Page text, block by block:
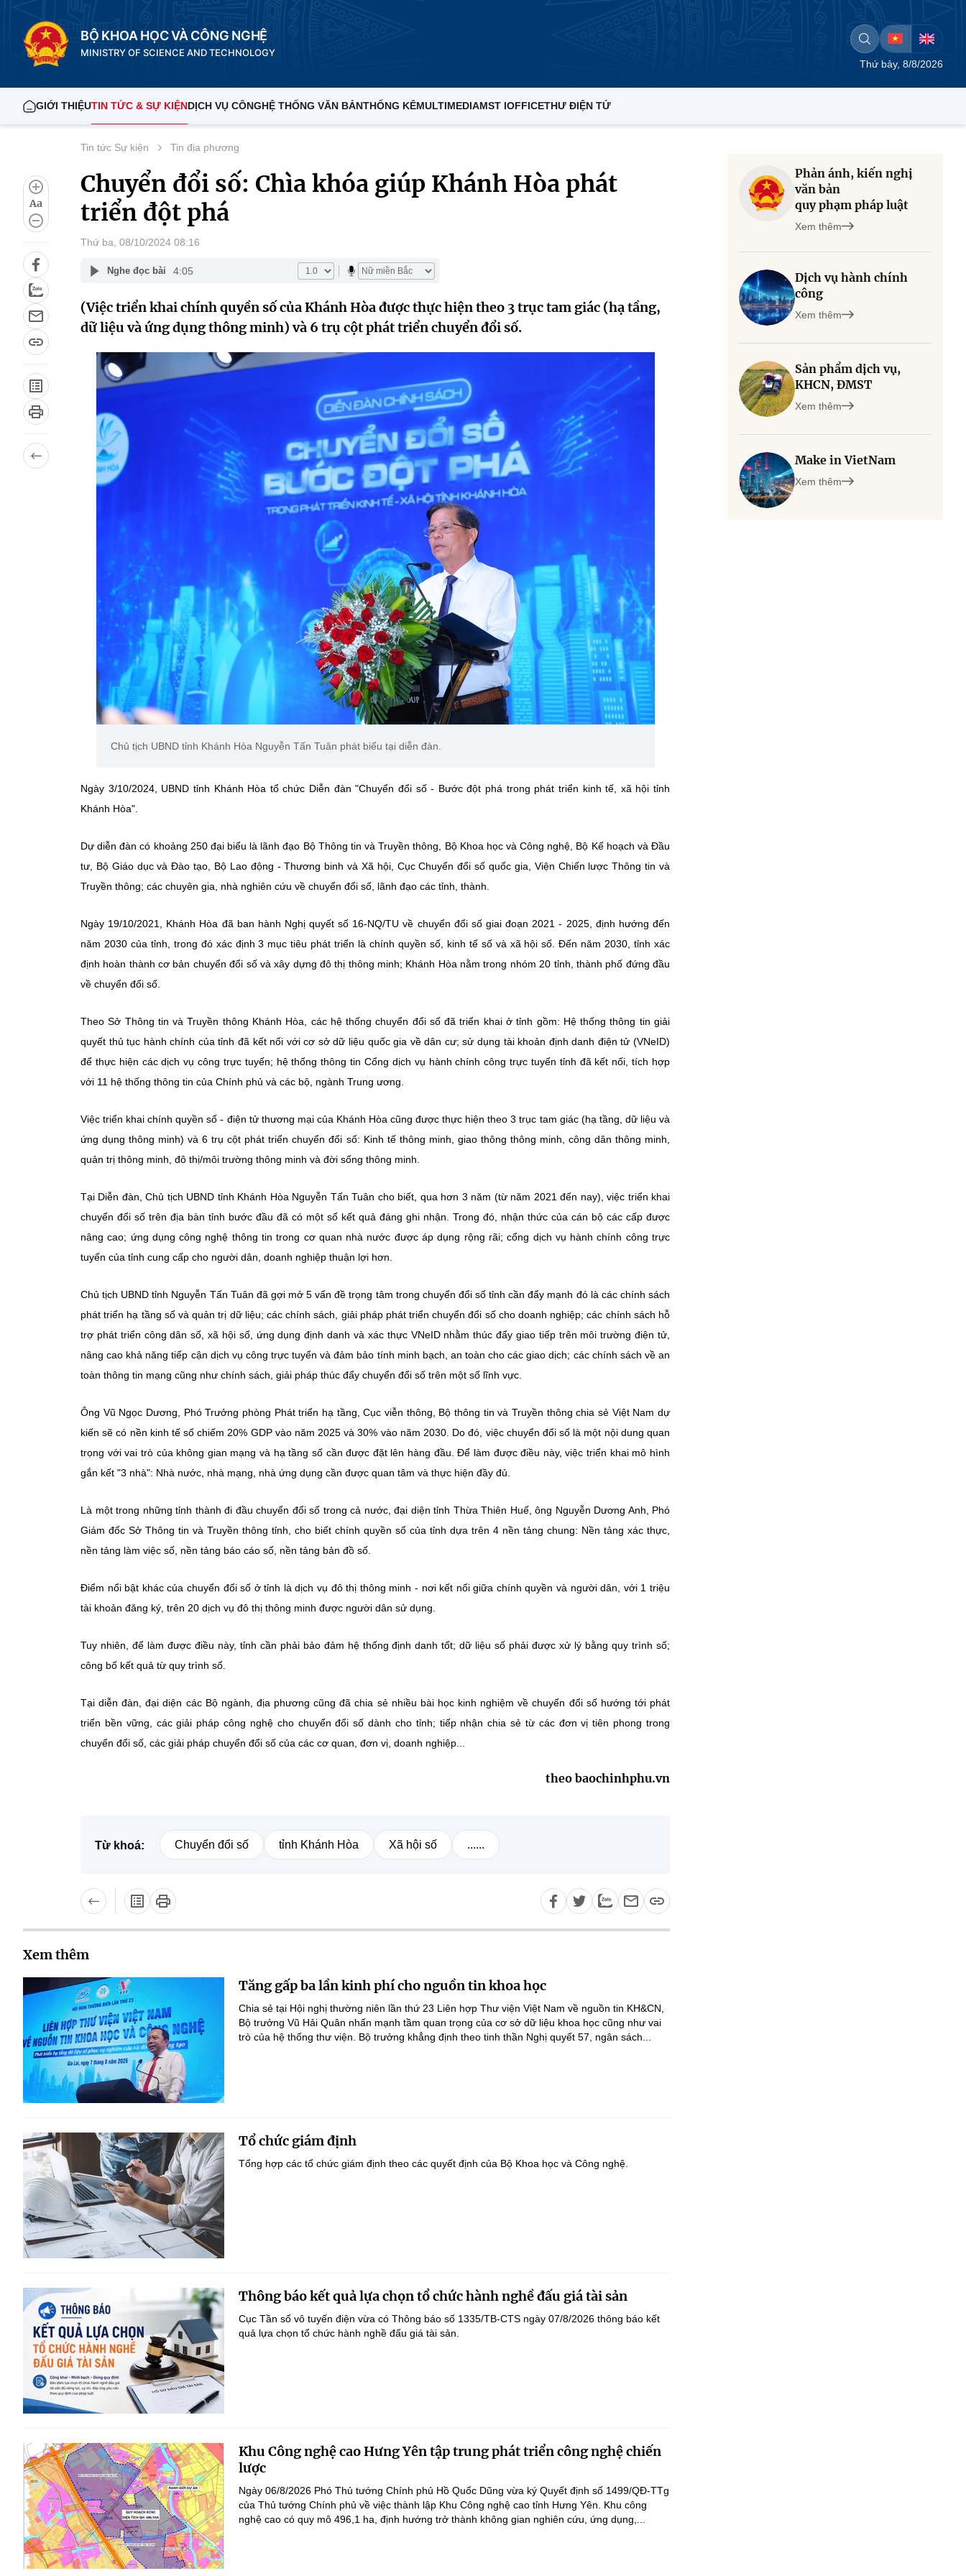
BỘ KHOA HỌC VÀ CÔNG NGHỆ
MINISTRY OF SCIENCE AND TECHNOLOGY
Thứ bảy, 8/8/2026
GIỚI THIỆUTIN TỨC & SỰ KIỆNDỊCH VỤ CÔNGHỆ THỐNG VĂN BẢNTHỐNG KÊMULTIMEDIAMST IOFFICETHƯ ĐIỆN TỬ
Aa
Tin tức Sự kiện Tin địa phương
Chuyển đổi số: Chìa khóa giúp Khánh Hòa phát
triển đột phá
Thứ ba, 08/10/2024 08:16
Nghe đọc bài 4:05
(Việc triển khai chính quyền số của Khánh Hòa được thực hiện theo 3 trục tam giác (hạ tầng,
dữ liệu và ứng dụng thông minh) và 6 trụ cột phát triển chuyển đổi số.
Chủ tịch UBND tỉnh Khánh Hòa Nguyễn Tấn Tuân phát biểu tại diễn đàn.
Ngày 3/10/2024, UBND tỉnh Khánh Hòa tổ chức Diễn đàn "Chuyển đổi số - Bước đột phá trong phát triển kinh tế, xã hội tỉnh
Khánh Hòa".
Dự diễn đàn có khoảng 250 đại biểu là lãnh đạo Bộ Thông tin và Truyền thông, Bộ Khoa học và Công nghệ, Bộ Kế hoạch và Đầu
tư, Bộ Giáo dục và Đào tạo, Bộ Lao động - Thương binh và Xã hội, Cục Chuyển đổi số quốc gia, Viện Chiến lược Thông tin và
Truyền thông; các chuyên gia, nhà nghiên cứu về chuyển đổi số, lãnh đạo các tỉnh, thành.
Ngày 19/10/2021, Khánh Hòa đã ban hành Nghị quyết số 16-NQ/TU về chuyển đổi số giai đoạn 2021 - 2025, định hướng đến
năm 2030 của tỉnh, trong đó xác định 3 mục tiêu phát triển là chính quyền số, kinh tế số và xã hội số. Đến năm 2030, tỉnh xác
định hoàn thành cơ bản chuyển đổi số và xây dựng đô thị thông minh; Khánh Hòa nằm trong nhóm 20 tỉnh, thành phố đứng đầu
về chuyển đổi số.
Theo Sở Thông tin và Truyền thông Khánh Hòa, các hệ thống chuyển đổi số đã triển khai ở tỉnh gồm: Hệ thống thông tin giải
quyết thủ tục hành chính của tỉnh đã kết nối với cơ sở dữ liệu quốc gia về dân cư; sử dụng tài khoản định danh điện tử (VNeID)
để thực hiện các dịch vụ công trực tuyến; hệ thống thông tin Cổng dịch vụ hành chính công trực tuyến tỉnh đã kết nối, tích hợp
với 11 hệ thống thông tin của Chính phủ và các bộ, ngành Trung ương.
Việc triển khai chính quyền số - điện tử thương mại của Khánh Hòa cũng được thực hiện theo 3 trục tam giác (hạ tầng, dữ liệu và
ứng dụng thông minh) và 6 trụ cột phát triển chuyển đổi số: Kinh tế thông minh, giao thông thông minh, công dân thông minh,
quản trị thông minh, đô thị/môi trường thông minh và đời sống thông minh.
Tại Diễn đàn, Chủ tịch UBND tỉnh Khánh Hòa Nguyễn Tấn Tuân cho biết, qua hơn 3 năm (từ năm 2021 đến nay), việc triển khai
chuyển đổi số trên địa bàn tỉnh bước đầu đã có một số kết quả đáng ghi nhận. Trong đó, nhận thức của cán bộ các cấp được
nâng cao; ứng dụng công nghệ thông tin trong cơ quan nhà nước được áp dụng rộng rãi; cổng dịch vụ hành chính công trực
tuyến của tỉnh cung cấp cho người dân, doanh nghiệp thuận lợi hơn.
Chủ tịch UBND tỉnh Nguyễn Tấn Tuân đã gợi mở 5 vấn đề trọng tâm trong chuyển đổi số tỉnh cần đẩy mạnh đó là các chính sách
phát triển hạ tầng số và quản trị dữ liệu; các chính sách, giải pháp phát triển chuyển đổi số cho doanh nghiệp; các chính sách hỗ
trợ phát triển công dân số, xã hội số, ứng dụng định danh và xác thực VNeID nhằm thúc đẩy giao tiếp trên môi trường điện tử,
nâng cao khả năng tiếp cận dịch vụ công trực tuyến và đảm bảo tính minh bạch, an toàn cho các giao dịch; các chính sách về an
toàn thông tin mạng cũng như chính sách, giải pháp thúc đẩy chuyển đổi số trên một số lĩnh vực.
Ông Vũ Ngọc Dương, Phó Trưởng phòng Phát triển hạ tầng, Cục viễn thông, Bộ thông tin và Truyền thông chia sẻ Việt Nam dự
kiến sẽ có nền kinh tế số chiếm 20% GDP vào năm 2025 và 30% vào năm 2030. Do đó, việc chuyển đổi số là một nội dung quan
trọng với vai trò của không gian mạng và hạ tầng số cần được đặt lên hàng đầu. Để làm được điều này, việc triển khai mô hình
gắn kết "3 nhà": Nhà nước, nhà mạng, nhà ứng dụng cần được quan tâm và thực hiện đầy đủ.
Là một trong những tỉnh thành đi đầu chuyển đổi số trong cả nước, đại diện tỉnh Thừa Thiên Huế, ông Nguyễn Dương Anh, Phó
Giám đốc Sở Thông tin và Truyền thông tỉnh, cho biết chính quyền số của tỉnh dựa trên 4 nền tảng chung: Nền tảng xác thực,
nền tảng làm việc số, nền tảng báo cáo số, nền tảng bản đồ số.
Điểm nổi bật khác của chuyển đổi số ở tỉnh là dịch vụ đô thị thông minh - nơi kết nối giữa chính quyền và người dân, với 1 triệu
tài khoản đăng ký, trên 20 dịch vụ đô thị thông minh được người dân sử dụng.
Tuy nhiên, để làm được điều này, tỉnh cần phải bảo đảm hệ thống định danh tốt; dữ liệu số phải được xử lý bằng quy trình số;
công bố kết quả từ quy trình số.
Tại diễn đàn, đại diện các Bộ ngành, địa phương cũng đã chia sẻ nhiều bài học kinh nghiệm về chuyển đổi số hướng tới phát
triển bền vững, các giải pháp công nghệ cho chuyển đổi số dành cho tỉnh; tiếp nhận chia sẻ từ các đơn vị tiên phong trong
chuyển đổi số, các giải pháp chuyển đổi số của các cơ quan, đơn vị, doanh nghiệp...
theo baochinhphu.vn
Từ khoá: Chuyển đổi số tỉnh Khánh Hòa Xã hội số ......
Xem thêm
Tăng gấp ba lần kinh phí cho nguồn tin khoa học
Chia sẻ tại Hội nghị thường niên lần thứ 23 Liên hợp Thư viện Việt Nam về nguồn tin KH&CN,
Bộ trưởng Vũ Hải Quân nhấn mạnh tầm quan trọng của cơ sở dữ liệu khoa học cũng như vai
trò của hệ thống thư viện. Bộ trưởng khẳng định theo tinh thần Nghị quyết 57, ngân sách...
Tổ chức giám định
Tổng hợp các tổ chức giám định theo các quyết định của Bộ Khoa học và Công nghệ.
Thông báo kết quả lựa chọn tổ chức hành nghề đấu giá tài sản
Cục Tần số vô tuyến điện vừa có Thông báo số 1335/TB-CTS ngày 07/8/2026 thông báo kết
quả lựa chọn tổ chức hành nghề đấu giá tài sản.
Khu Công nghệ cao Hưng Yên tập trung phát triển công nghệ chiến
lược
Ngày 06/8/2026 Phó Thủ tướng Chính phủ Hồ Quốc Dũng vừa ký Quyết định số 1499/QĐ-TTg
của Thủ tướng Chính phủ về việc thành lập Khu Công nghệ cao tỉnh Hưng Yên. Khu công
nghệ cao có quy mô 496,1 ha, định hướng trở thành không gian nghiên cứu, ứng dụng,...
Phản ánh, kiến nghị
văn bản
quy phạm pháp luật
Xem thêm
Dịch vụ hành chính
công
Xem thêm
Sản phẩm dịch vụ,
KHCN, ĐMST
Xem thêm
Make in VietNam
Xem thêm